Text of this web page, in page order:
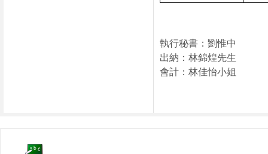
執行秘書：劉惟中
出納：林錦煌先生
會計：林佳怡小姐